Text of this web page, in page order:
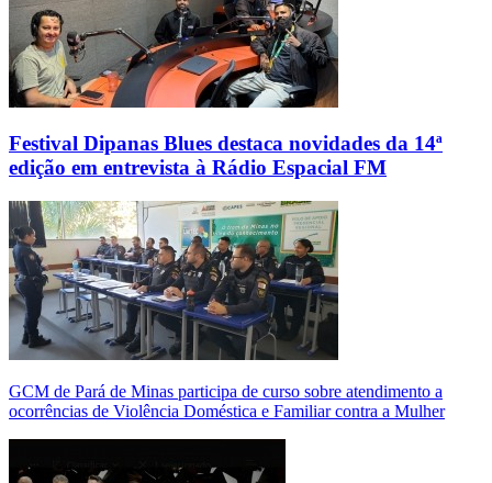
Festival Dipanas Blues destaca novidades da 14ª
edição em entrevista à Rádio Espacial FM
GCM de Pará de Minas participa de curso sobre atendimento a
ocorrências de Violência Doméstica e Familiar contra a Mulher